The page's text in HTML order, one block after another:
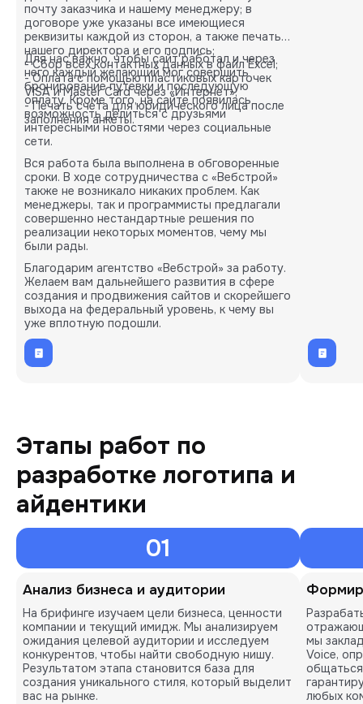
почту заказчика и нашему менеджеру; в
договоре уже указаны все имеющиеся
реквизиты каждой из сторон, а также печать
нашего директора и его подпись;
- Сбор всех контактных данных в файл Excel;
- Оплата с помощью пластиковых карточек
VISA и Master Card через «Интернет»;
- Печать счета для юридического лица после
заполнения анкеты.
Для нас важно, чтобы сайт работал и через
него каждый желающий мог совершить
бронирование путевки и последующую
оплату. Кроме того, на сайте появилась
возможность делиться с друзьями
интересными новостями через социальные
сети.
Вся работа была выполнена в обговоренные
сроки. В ходе сотрудничества с «Вебстрой»
также не возникало никаких проблем. Как
менеджеры, так и программисты предлагали
совершенно нестандартные решения по
реализации некоторых моментов, чему мы
были рады.
Благодарим агентство «Вебстрой» за работу.
Желаем вам дальнейшего развития в сфере
создания и продвижения сайтов и скорейшего
выхода на федеральный уровень, к чему вы
уже вплотную подошли.
Этапы работ по
разработке логотипа и
айдентики
01
Анализ бизнеса и аудитории
На брифинге изучаем цели бизнеса, ценности
компании и текущий имидж. Мы анализируем
ожидания целевой аудитории и исследуем
конкурентов, чтобы найти свободную нишу.
Результатом этапа становится база для
создания уникального стиля, который выделит
вас на рынке.
мы
Voice,
любых